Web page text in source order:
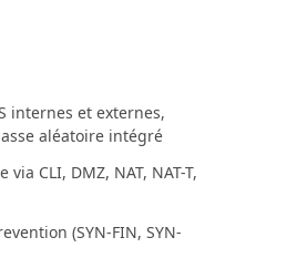
internes et externes,
aléatoire intégré
CLI, DMZ, NAT, NAT-T,
(SYN-FIN, SYN-